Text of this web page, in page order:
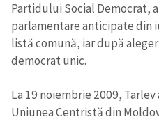
Partidului Social Democrat,
parlamentare anticipate din
listă comună, iar după
democrat unic.
La 19 noiembrie 2009,
Uniunea Centristă din